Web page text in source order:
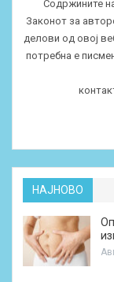
Содржините
Законот за
делови од овој
потребна е
НАЈНОВО